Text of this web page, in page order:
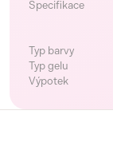
Specifikace
Typ barvy
Typ gelu
Výpotek